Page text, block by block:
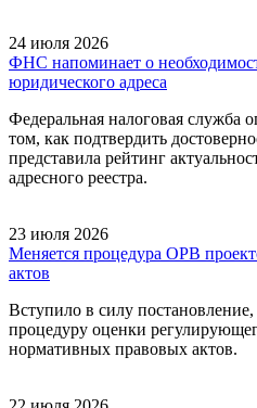
24 июля 2026
ФНС напоминает о
юридического адреса
Федеральная налоговая служба
том, как подтвердить
представила рейтинг
адресного реестра.
23 июля 2026
Меняется процедура ОРВ
актов
Вступило в силу
процедуру оценки
нормативных правовых актов.